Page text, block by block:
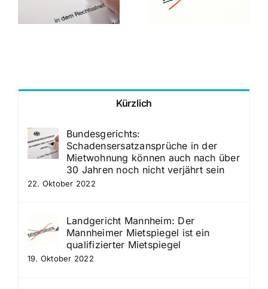
Mietspiegel ist
ein qualifizierter
Mietspiegel
Kürzlich
Bundesgerichts:
Schadensersatzansprüche in der
Mietwohnung können auch nach über
30 Jahren noch nicht verjährt sein
22. Oktober 2022
Landgericht Mannheim: Der
Mannheimer Mietspiegel ist ein
qualifizierter Mietspiegel
19. Oktober 2022